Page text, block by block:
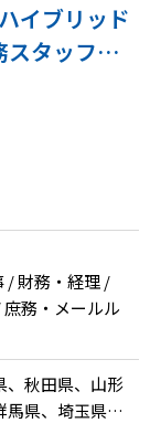
イブリッド
スタッフを
る同社で
のキャリア
/ 財務・経理 /
務・メールル
、秋田県、山形
馬県、埼玉県、